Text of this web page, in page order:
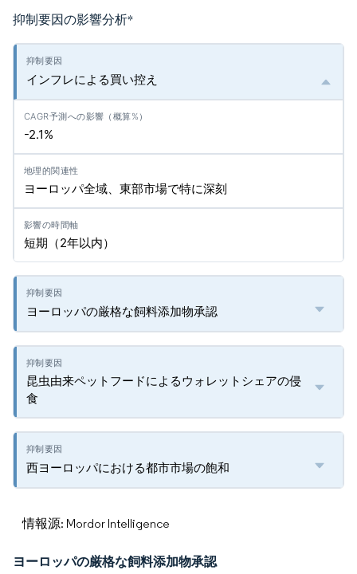
抑制要因の影響分析*
インフレによる買い控え
-2.1%
ヨーロッパ全域、東部市場で特に深刻
短期（2年以内）
ヨーロッパの厳格な飼料添加物承認
昆虫由来ペットフードによるウォレットシェアの侵
食
西ヨーロッパにおける都市市場の飽和
情報源: Mordor Intelligence
ヨーロッパの厳格な飼料添加物承認